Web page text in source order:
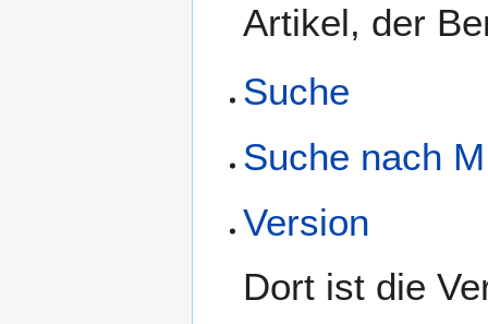
Artikel, der
Suche
Suche nach
Version
Dort ist die